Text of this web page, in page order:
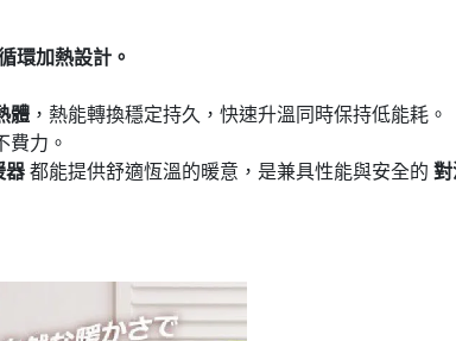
環加熱設計。
體 ，熱能轉換穩定持久，快速升溫同時保持低能耗。
費力。
器 都能提供舒適恆溫的暖意，是兼具性能與安全的 對